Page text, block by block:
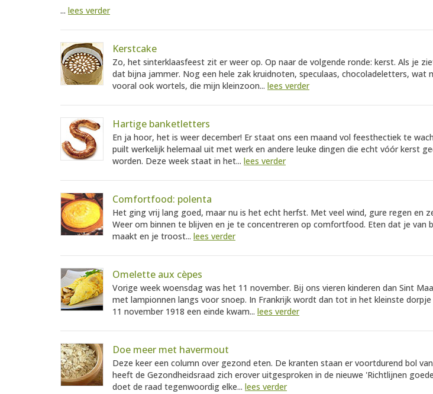
... lees verder
Kerstcake
Zo, het sinterklaasfeest zit er weer op. Op naar de volgende ronde: kerst. Als je
dat bijna jammer. Nog een hele zak kruidnoten, speculaas, chocoladeletters, wat
vooral ook wortels, die mijn kleinzoon... lees verder
Hartige banketletters
En ja hoor, het is weer december! Er staat ons een maand vol feesthectiek te
puilt werkelijk helemaal uit met werk en andere leuke dingen die echt vóór kerst
worden. Deze week staat in het... lees verder
Comfortfood: polenta
Het ging vrij lang goed, maar nu is het echt herfst. Met veel wind, gure regen en
Weer om binnen te blijven en je te concentreren op comfortfood. Eten dat je van
maakt en je troost... lees verder
Omelette aux cèpes
Vorige week woensdag was het 11 november. Bij ons vieren kinderen dan Sint
met lampionnen langs voor snoep. In Frankrijk wordt dan tot in het kleinste
11 november 1918 een einde kwam... lees verder
Doe meer met havermout
Deze keer een column over gezond eten. De kranten staan er voortdurend bol
heeft de Gezondheidsraad zich erover uitgesproken in de nieuwe 'Richtlijnen
doet de raad tegenwoordig elke... lees verder